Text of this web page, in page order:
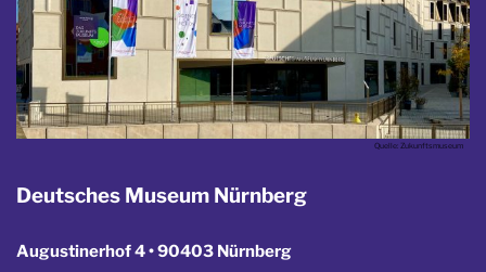
Quelle: Zukunftsmuseum
Deutsches Museum Nürnberg
Augustinerhof 4 • 90403 Nürnberg